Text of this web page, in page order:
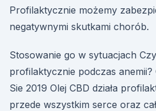
Profilaktycznie możemy
negatywnymi skutkami chorób.
Stosowanie go w sytuacjach
profilaktycznie podczas
Sie 2019 Olej CBD działa
przede wszystkim serce oraz